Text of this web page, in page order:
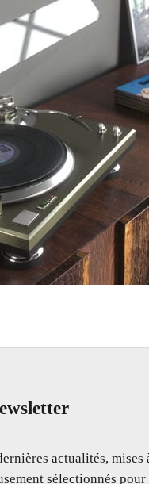
actualités,
sélectionnés pour